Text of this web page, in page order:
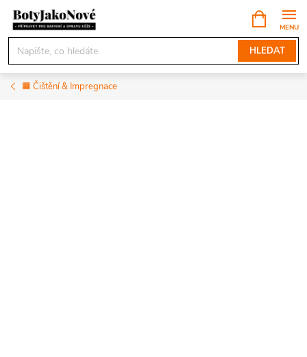
Přejít
obsah
HLEDAT
NÁKUPNÍ
KOŠÍK
🟧 Čištění & Impregnace